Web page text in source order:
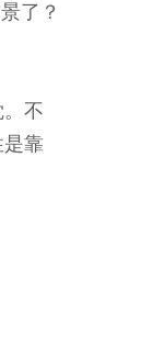
了？
不
靠